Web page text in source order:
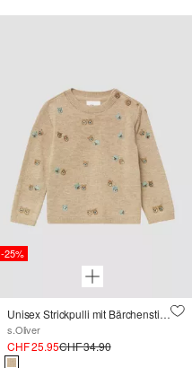
-25%
Unisex Strickpulli mit Bärchenstickerei
s.Oliver
CHF 25.95CHF 34.90